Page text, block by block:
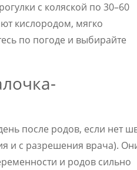
с коляской по 30–60
кислородом, мягко
по погоде и выбирайте
после родов, если нет
и с разрешения врача).
и родов сильно